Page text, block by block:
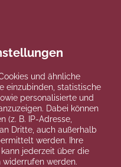
und ähnliche
einzubinden, statistische
personalisierte und
Dabei können
(z. B. IP-Adresse,
Dritte, auch außerhalb
werden. Ihre
jederzeit über die
werden.